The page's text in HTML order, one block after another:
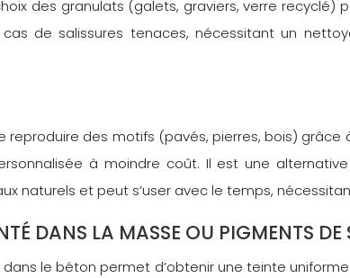
des granulats (galets, graviers, verre
de salissures tenaces, nécessitant un
reproduire des motifs (pavés, pierres, bois)
à moindre coût. Il est une
naturels et peut s’user avec le temps,
DANS LA MASSE OU PIGMENTS DE
dans le béton permet d’obtenir une teinte